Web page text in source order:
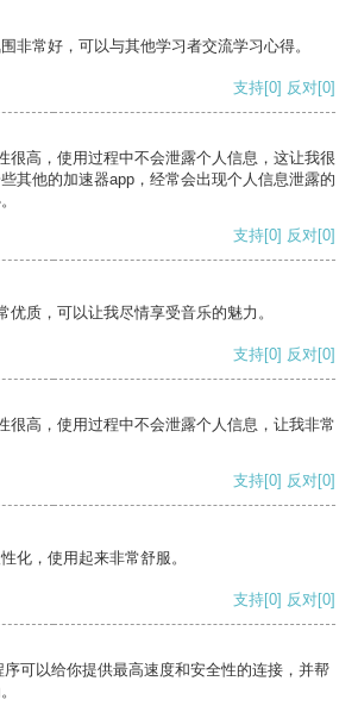
非常好，可以与其他学习者交流学习心得。
支持[0] 反对[0]
很高，使用过程中不会泄露个人信息，这让我很
其他的加速器app，经常会出现个人信息泄露的
支持[0] 反对[0]
优质，可以让我尽情享受音乐的魅力。
支持[0] 反对[0]
很高，使用过程中不会泄露个人信息，让我非常
支持[0] 反对[0]
化，使用起来非常舒服。
支持[0] 反对[0]
可以给你提供最高速度和安全性的连接，并帮